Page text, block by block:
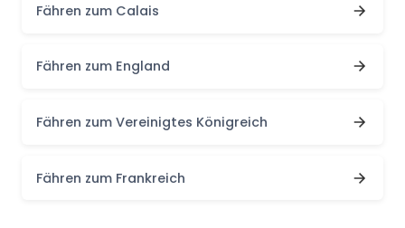
Fähren zum Calais
Fähren zum England
Fähren zum Vereinigtes Königreich
Fähren zum Frankreich